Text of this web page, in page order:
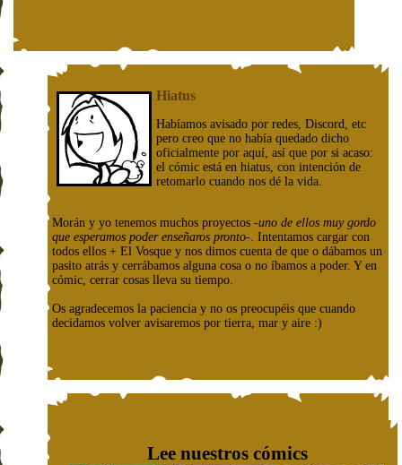
Hiatus
Habíamos avisado por redes, Discord, etc
pero creo que no había quedado dicho
oficialmente por aquí, así que por si acaso:
el cómic está en hiatus, con intención de
retomarlo cuando nos dé la vida.
Morán y yo tenemos muchos proyectos -uno de ellos muy gordo
que esperamos poder enseñaros pronto- . Intentamos cargar con
todos ellos + El Vosque y nos dimos cuenta de que o dábamos un
pasito atrás y cerrábamos alguna cosa o no íbamos a poder. Y en
cómic, cerrar cosas lleva su tiempo.
Os agradecemos la paciencia y no os preocupéis que cuando
decidamos volver avisaremos por tierra, mar y aire :)
Lee nuestros cómics